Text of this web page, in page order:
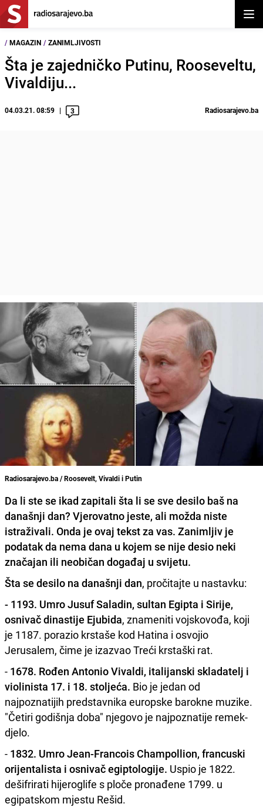
/ MAGAZIN / ZANIMLJIVOSTI
Šta je zajedničko Putinu, Rooseveltu,
Vivaldiju...
04.03.21. 08:59 3 Radiosarajevo.ba
Radiosarajevo.ba / Roosevelt, Vivaldi i Putin
Da li ste se ikad zapitali šta li se sve desilo baš na
današnji dan? Vjerovatno jeste, ali možda niste
istraživali. Onda je ovaj tekst za vas. Zanimljiv je
podatak da nema dana u kojem se nije desio neki
značajan ili neobičan događaj u svijetu.
Šta se desilo na današnji dan, pročitajte u nastavku:
- 1193. Umro Jusuf Saladin, sultan Egipta i Sirije,
osnivač dinastije Ejubida, znameniti vojskovođa, koji
je 1187. porazio krstaše kod Hatina i osvojio
Jerusalem, čime je izazvao Treći krstaški rat.
- 1678. Rođen Antonio Vivaldi, italijanski skladatelj i
violinista 17. i 18. stoljeća. Bio je jedan od
najpoznatijih predstavnika europske barokne muzike.
"Četiri godišnja doba" njegovo je najpoznatije remek-
djelo.
- 1832. Umro Jean-Francois Champollion, francuski
orijentalista i osnivač egiptologije. Uspio je 1822.
dešifrirati hijeroglife s ploče pronađene 1799. u
egipatskom mjestu Rešid.